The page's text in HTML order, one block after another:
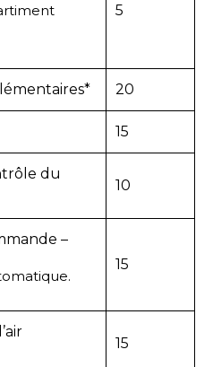
5
20
15
du
10
–
15
15